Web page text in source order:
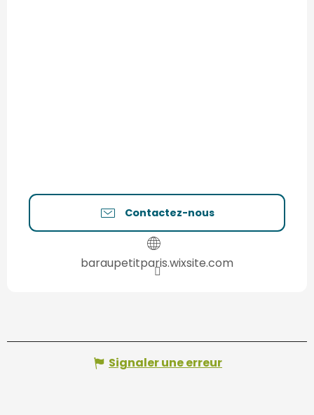
Contactez-nous
baraupetitparis.wixsite.com
Signaler une erreur